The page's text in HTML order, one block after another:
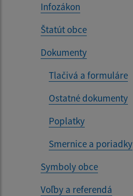
Infozákon
Štatút obce
Dokumenty
Tlačivá a formuláre
Ostatné dokumenty
Poplatky
Smernice a poriadky
Symboly obce
Voľby a referendá